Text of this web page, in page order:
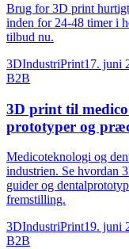
Brug for 3D print
inden for 24-48 timer i
tilbud nu.
3DIndustriPrint17. juni
B2B
3D print til
prototyper og
Medicoteknologi og
industrien. Se hvordan
guider og
fremstilling.
3DIndustriPrint19. juni
B2B